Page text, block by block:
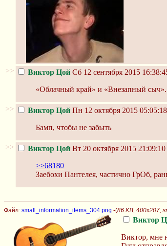
>> Виктор Цой Сб 12 сентября 2015
«Облачный край» и «Внезапный сыч».
>> Виктор Цой Пн 12 октября 2015 05:05:18
Бамп, чтобы не забыть
>> Виктор Цой Вт 20 октября 2015 21:09:10
>>68180
Заебохи Пантелея, частично ГрОб,
Файл: small_information_items_304.png -(86 KB, 400x207,
Виктор
Виктор, мне